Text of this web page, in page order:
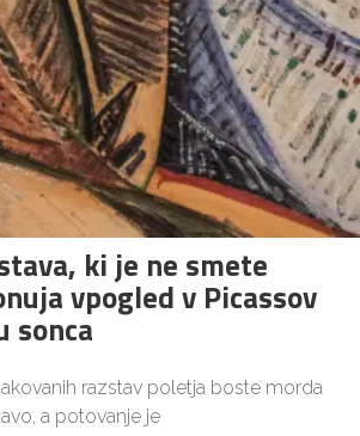
ki je ne smete
vpogled v Picassov
sonca
razstav poletja boste morda
a potovanje je